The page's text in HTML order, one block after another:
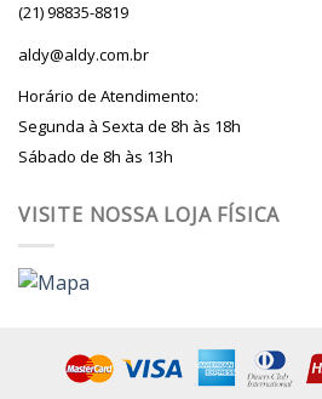
(21) 98835-8819
aldy@aldy.com.br
Horário de Atendimento:
Segunda à Sexta de 8h às 18h
Sábado de 8h às 13h
VISITE NOSSA LOJA FÍSICA